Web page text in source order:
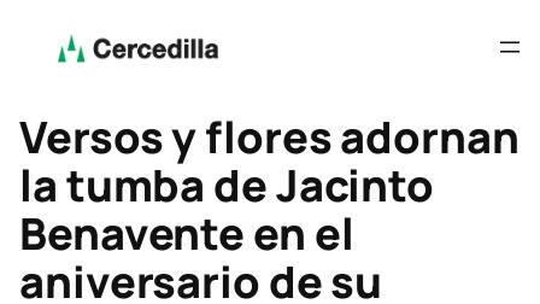
Versos y flores adornan
la tumba de Jacinto
Benavente en el
aniversario de su